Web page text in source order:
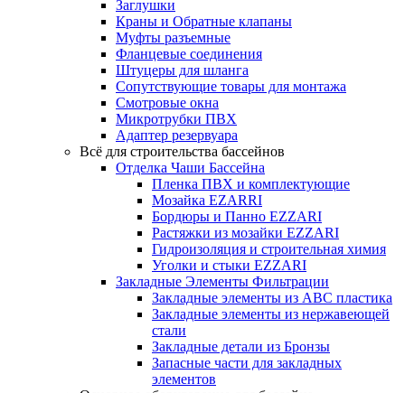
Заглушки
Краны и Обратные клапаны
Муфты разъемные
Фланцевые соединения
Штуцеры для шланга
Сопутствующие товары для монтажа
Смотровые окна
Микротрубки ПВХ
Адаптер резервуара
Всё для строительства бассейнов
Отделка Чаши Бассейна
Пленка ПВХ и комплектующие
Мозайка EZARRI
Бордюры и Панно EZZARI
Растяжки из мозайки EZZARI
Гидроизоляция и строительная химия
Уголки и стыки EZZARI
Закладные Элементы Фильтрации
Закладные элементы из ABC пластика
Закладные элементы из нержавеющей
стали
Закладные детали из Бронзы
Запасные части для закладных
элементов